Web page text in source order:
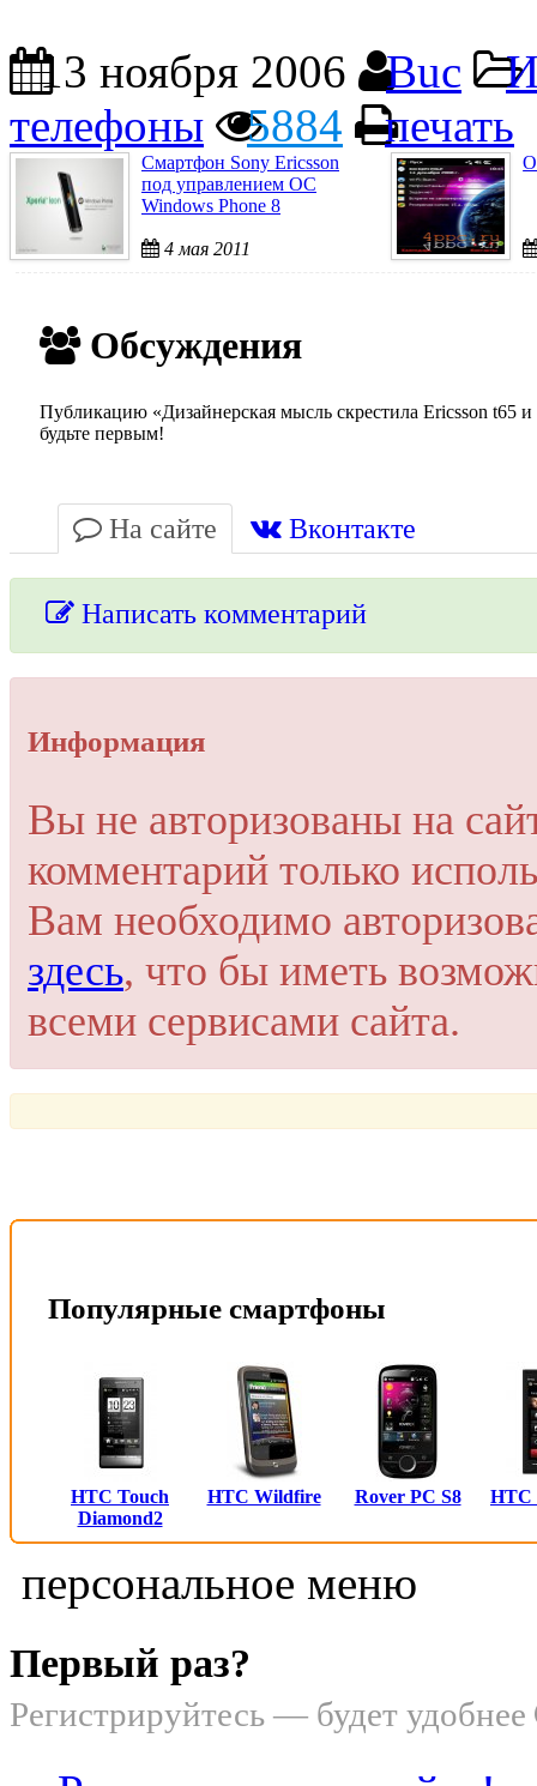
13 ноября 2006 Buc
телефоны
5884 печать
Смартфон Sony Ericsson
под управлением ОС
Windows Phone 8
4 мая 2011
Обсуждения
Публикацию «Дизайнерская мысль скрестила Ericsson t65
будьте первым!
На сайте Вконтакте
Написать комментарий
Пройти регистрацию
Или войти через соц. сети
Это очень просто и безопасно!
Информация
Вы не авторизованы на
комментарий только
Вам необходимо
здесь, что бы иметь
всеми сервисами сайта.
Популярные смартфоны
HTC Touch
Diamond2
HTC Wildfire Rover PC S8 HTC
персональное меню
Первый раз?
Регистрируйтесь — будет удобнее